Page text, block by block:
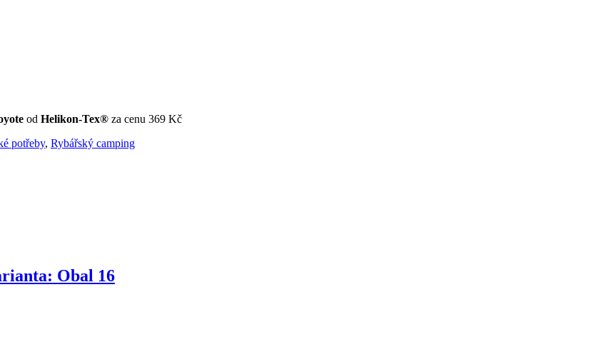
od Helikon-Tex® za cenu 369 Kč
potřeby, Rybářský camping
Obal 16